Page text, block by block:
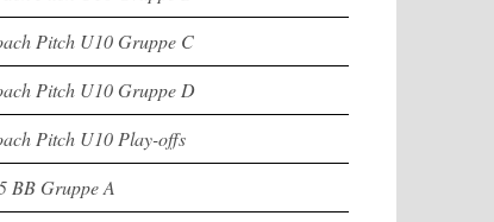
Pitch U10 Gruppe C
Pitch U10 Gruppe D
Pitch U10 Play-offs
BB Gruppe A